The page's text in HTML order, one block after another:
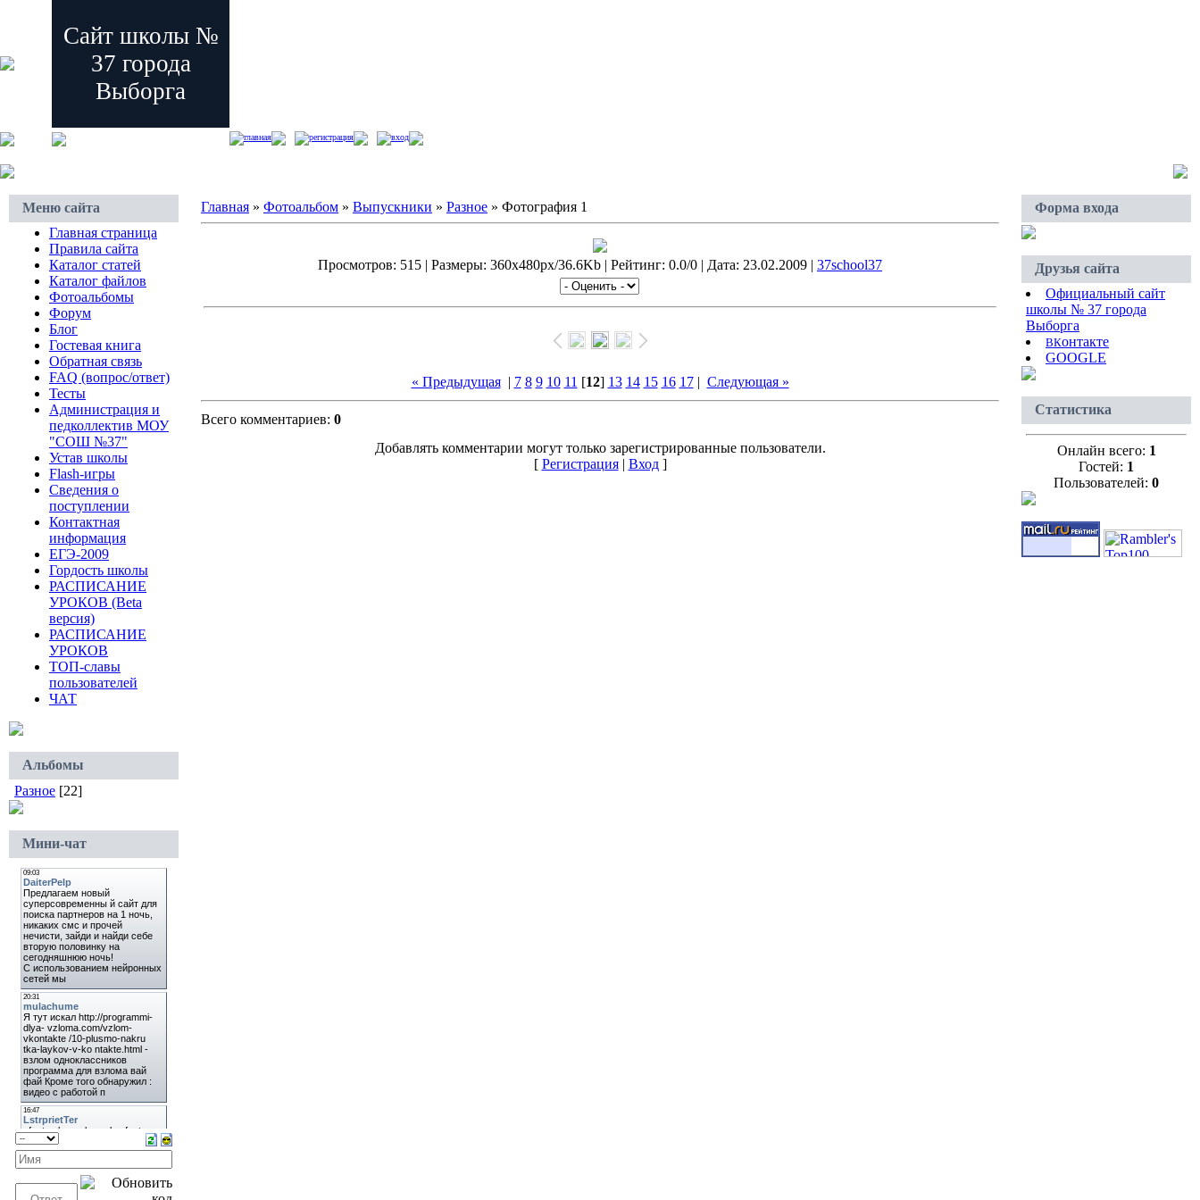
Сайт школы №
37 города
Выборга
главная регистрация вход
Меню сайта
Главная страница
Правила сайта
Каталог статей
Каталог файлов
Фотоальбомы
Форум
Блог
Гостевая книга
Обратная связь
FAQ (вопрос/ответ)
Тесты
Администрация и
педколлектив МОУ
"СОШ №37"
Устав школы
Flash-игры
Сведения о
поступлении
Контактная
информация
ЕГЭ-2009
Гордость школы
РАСПИСАНИЕ
УРОКОВ (Beta
версия)
РАСПИСАНИЕ
УРОКОВ
ТОП-славы
пользователей
ЧАТ
Альбомы
Разное [22]
Мини-чат
Главная » Фотоальбом » Выпускники » Разное » Фотография 1
Просмотров: 515 | Размеры: 360x480px/36.6Kb | Рейтинг: 0.0/0 | Дата: 23.02.2009 | 37school37
« Предыдущая| 7 8 9 10 11 [12] 13 14 15 16 17| Следующая »
Всего комментариев: 0
Добавлять комментарии могут только зарегистрированные пользователи.
[ Регистрация| Вход]
Форма входа
Друзья сайта
Официальный сайт
школы № 37 города
Выборга
ВКонтакте
GOOGLE
Статистика
Онлайн всего: 1
Гостей: 1
Пользователей: 0